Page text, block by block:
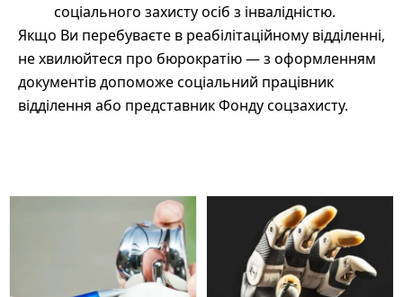
соціального захисту осіб з інвалідністю.
Якщо Ви перебуваєте в реабілітаційному відділенні,
не хвилюйтеся про бюрократію — з оформленням
документів допоможе соціальний працівник
відділення або представник Фонду соцзахисту.